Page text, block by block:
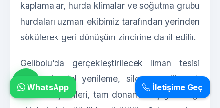
kaplamalar, hurda klimalar ve soğutma grubu
hurdaları uzman ekibimiz tarafından yerinden
sökülerek geri dönüşüm zincirine dahil edilir.
Gelibolu’da gerçekleştirilecek liman tesisi
tasfiyesi, otel yenileme, silo ve çelik çatı
sökümü işlemleri, tam donanımlı iş güvenliği
İletişime Geç
WhatsApp